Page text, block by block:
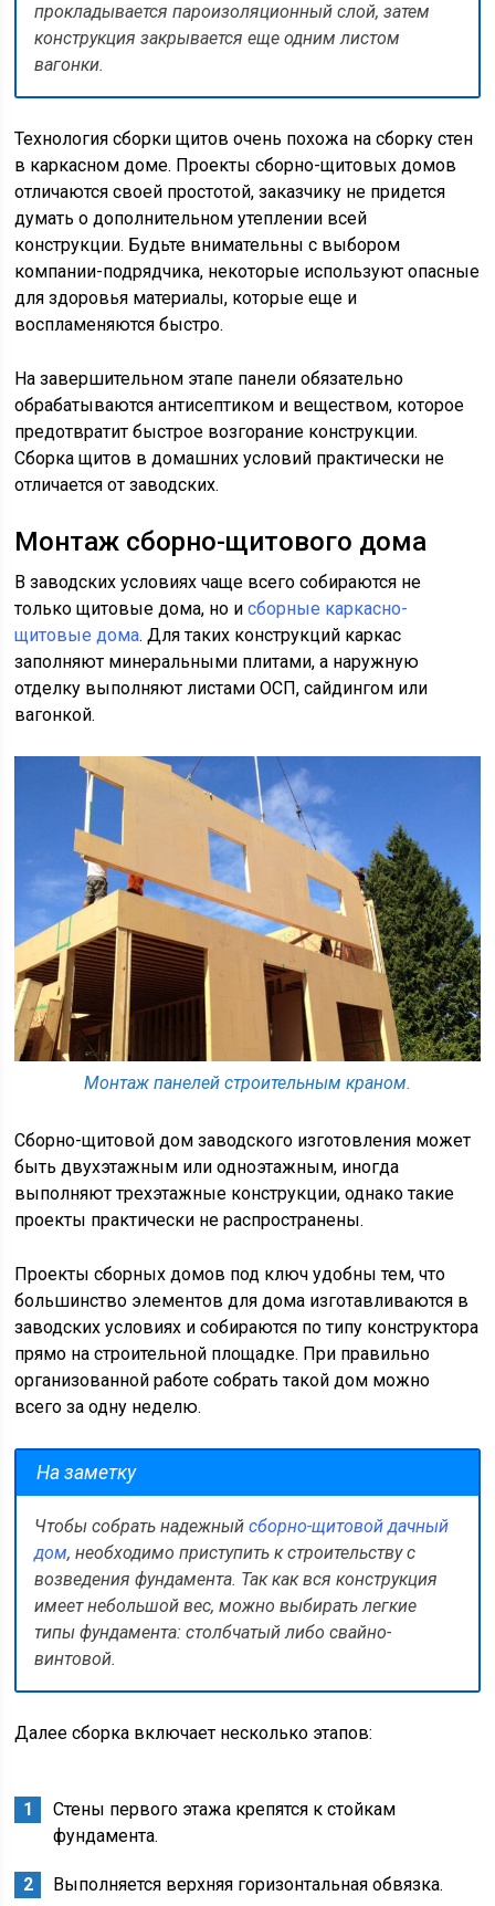
прокладывается пароизоляционный слой, затем
конструкция закрывается еще одним листом
вагонки.
Технология сборки щитов очень похожа на сборку стен
в каркасном доме. Проекты сборно-щитовых домов
отличаются своей простотой, заказчику не придется
думать о дополнительном утеплении всей
конструкции. Будьте внимательны с выбором
компании-подрядчика, некоторые используют опасные
для здоровья материалы, которые еще и
воспламеняются быстро.
На завершительном этапе панели обязательно
обрабатываются антисептиком и веществом, которое
предотвратит быстрое возгорание конструкции.
Сборка щитов в домашних условий практически не
отличается от заводских.
Монтаж сборно-щитового дома
В заводских условиях чаще всего собираются не
только щитовые дома, но исборные каркасно-
щитовые дома. Для таких конструкций каркас
заполняют минеральными плитами, а наружную
отделку выполняют листами ОСП, сайдингом или
вагонкой.
Монтаж панелей строительным краном.
Сборно-щитовой дом заводского изготовления может
быть двухэтажным или одноэтажным, иногда
выполняют трехэтажные конструкции, однако такие
проекты практически не распространены.
Проекты сборных домов под ключ удобны тем, что
большинство элементов для дома изготавливаются в
заводских условиях и собираются по типу конструктора
прямо на строительной площадке. При правильно
организованной работе собрать такой дом можно
всего за одну неделю.
На заметку
Чтобы собрать надежныйсборно-щитовой дачный
дом, необходимо приступить к строительству с
возведения фундамента. Так как вся конструкция
имеет небольшой вес, можно выбирать легкие
типы фундамента: столбчатый либо свайно-
винтовой.
Далее сборка включает несколько этапов:
Стены первого этажа крепятся к стойкам
фундамента.
Выполняется верхняя горизонтальная обвязка.